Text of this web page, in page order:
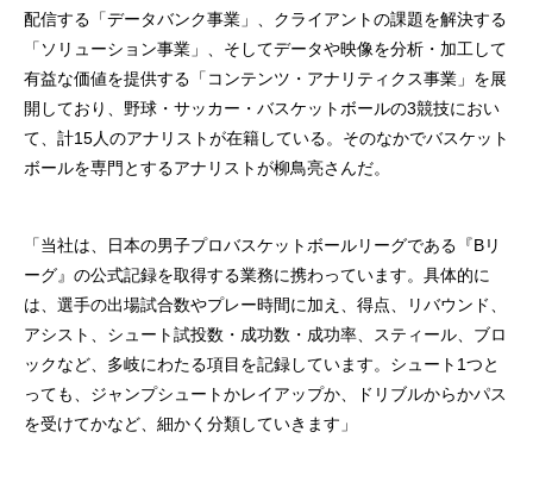
配信する「データバンク事業」、クライアントの課題を解決する
「ソリューション事業」、そしてデータや映像を分析・加工して
有益な価値を提供する「コンテンツ・アナリティクス事業」を展
開しており、野球・サッカー・バスケットボールの3競技におい
て、計15人のアナリストが在籍している。そのなかでバスケット
ボールを専門とするアナリストが柳鳥亮さんだ。
「当社は、日本の男子プロバスケットボールリーグである『Bリ
ーグ』の公式記録を取得する業務に携わっています。具体的に
は、選手の出場試合数やプレー時間に加え、得点、リバウンド、
アシスト、シュート試投数・成功数・成功率、スティール、ブロ
ックなど、多岐にわたる項目を記録しています。シュート1つと
っても、ジャンプシュートかレイアップか、ドリブルからかパス
を受けてかなど、細かく分類していきます」